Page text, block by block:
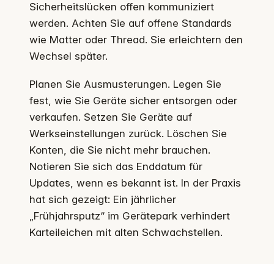
Sicherheitslücken offen kommuniziert
werden. Achten Sie auf offene Standards
wie Matter oder Thread. Sie erleichtern den
Wechsel später.
Planen Sie Ausmusterungen. Legen Sie
fest, wie Sie Geräte sicher entsorgen oder
verkaufen. Setzen Sie Geräte auf
Werkseinstellungen zurück. Löschen Sie
Konten, die Sie nicht mehr brauchen.
Notieren Sie sich das Enddatum für
Updates, wenn es bekannt ist. In der Praxis
hat sich gezeigt: Ein jährlicher
„Frühjahrsputz“ im Gerätepark verhindert
Karteileichen mit alten Schwachstellen.